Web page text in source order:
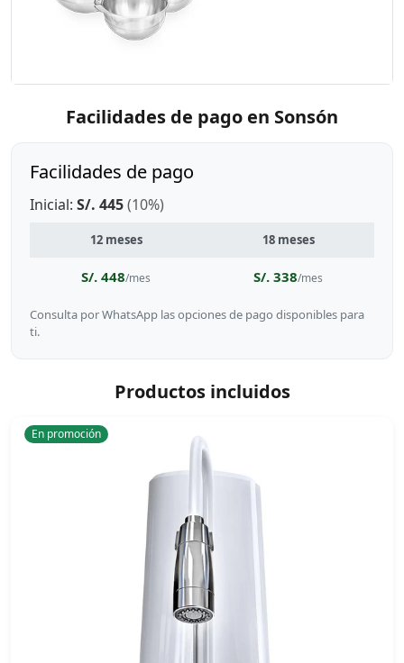
Facilidades de pago en Sonsón
Facilidades de pago
Inicial: S/. 445(10%)
12 meses 18 meses
S/. 448/mes S/. 338/mes
Consulta por WhatsApp las opciones de pago disponibles para
ti.
Productos incluidos
En promoción